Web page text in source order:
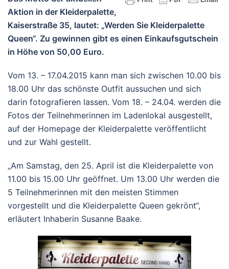
Aktion in der Kleiderpalette,
Kaiserstraße 35, lautet: „Werden Sie Kleiderpalette
Queen“. Zu gewinnen gibt es einen Einkaufsgutschein
in Höhe von 50,00 Euro.
Vom 13. – 17.04.2015 kann man sich zwischen 10.00 bis
18.00 Uhr das schönste Outfit aussuchen und sich
darin fotografieren lassen. Vom 18. – 24.04. werden die
Fotos der Teilnehmerinnen im Ladenlokal ausgestellt,
auf der Homepage der Kleiderpalette veröffentlicht
und zur Wahl gestellt.
„Am Samstag, den 25. April ist die Kleiderpalette von
11.00 bis 15.00 Uhr geöffnet. Um 13.00 Uhr werden die
5 Teilnehmerinnen mit den meisten Stimmen
vorgestellt und die Kleiderpalette Queen gekrönt“,
erläutert Inhaberin Susanne Baake.